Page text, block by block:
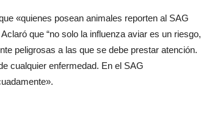
«quienes posean animales reporten al SAG
que “no solo la influenza aviar es un riesgo,
peligrosas a las que se debe prestar atención.
cualquier enfermedad. En el SAG